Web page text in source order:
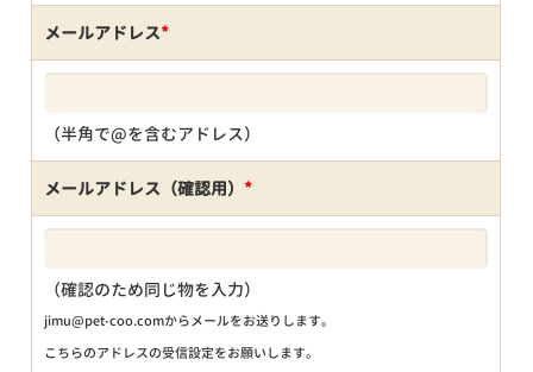
メールアドレス*
（半角で@を含むアドレス）
メールアドレス（確認用） *
（確認のため同じ物を入力）
jimu@pet-coo.comからメールをお送りします。
こちらのアドレスの受信設定をお願いします。